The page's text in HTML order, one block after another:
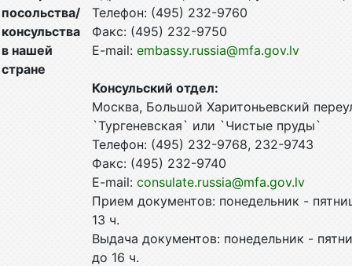
посольства/
консульства
в нашей
стране
Телефон: (495) 232-9760
Факс: (495) 232-9750
E-mail: embassy.russia@mfa.gov.lv
Консульский отдел:
Москва, Большой Харитоньевский
`Тургеневская` или `Чистые пруды`
Телефон: (495) 232-9768, 232-9743
Факс: (495) 232-9740
E-mail: consulate.russia@mfa.gov.lv
Прием документов: понедельник -
13 ч.
Выдача документов: понедельник -
до 16 ч.